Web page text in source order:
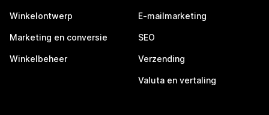
Winkelontwerp
Marketing en conversie
Winkelbeheer
E-mailmarketing
SEO
Verzending
Valuta en vertaling